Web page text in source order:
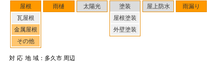
屋根
瓦屋根
金属屋根
その他
雨樋 太陽光
塗装
屋根塗装
外壁塗装
屋上防水 雨漏り
対応地域：多久市 周辺